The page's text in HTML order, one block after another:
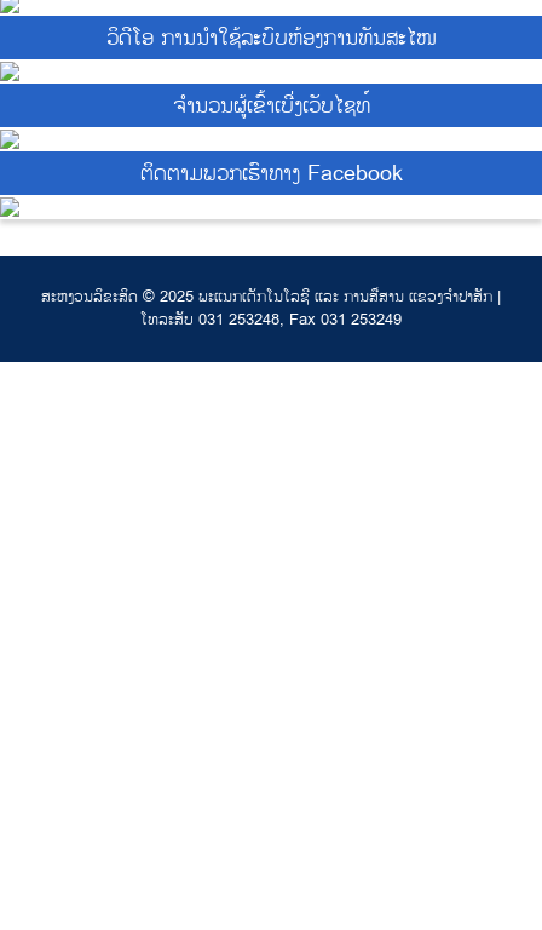
ວິດີໂອ ການນຳໃຊ້ລະບົບຫ້ອງການທັນສະໄໜ
ຈຳນວນຜູ້ເຂົ້າເບີ່ງເວັບໄຊທ໌
ຕິດຕາມພວກເຮົາທາງ Facebook
ສະຫງວນລິຂະສິດ © 2025 ພະແນກເຕັກໂນໂລຊີ ແລະ ການສື່ສານ ແຂວງຈຳປາສັກ |
ໂທລະສັບ 031 253248, Fax 031 253249